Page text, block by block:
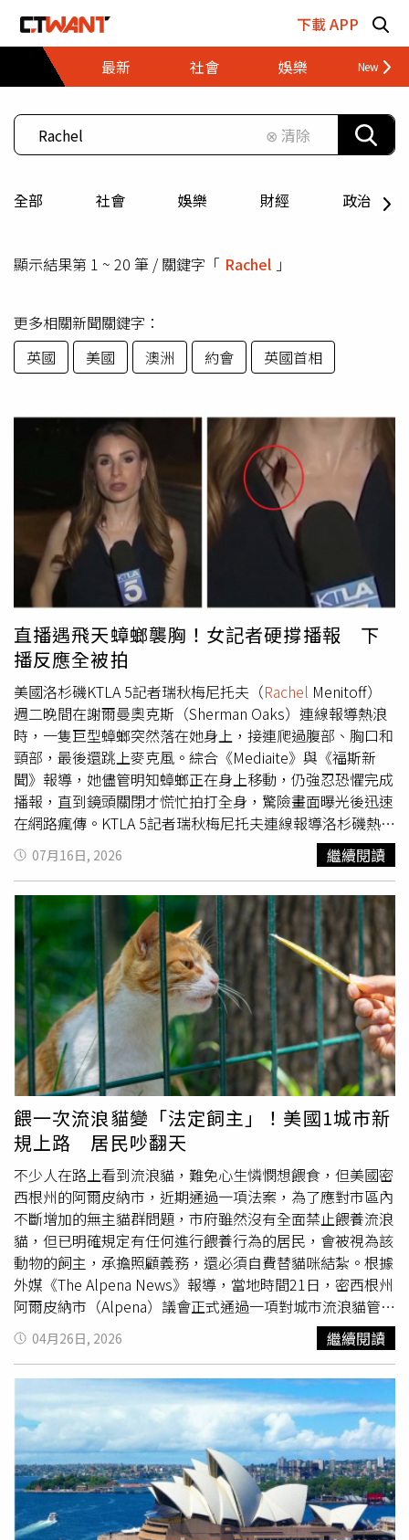
下載 APP
最新
社會 娛樂 財經
⊗ 清除
全部 社會 娛樂 財經 政治
顯示結果第 1 ~ 20 筆 / 關鍵字「 Rachel 」
更多相關新聞關鍵字：
英國
美國 澳洲 約會 英國首相
直播遇飛天蟑螂襲胸！女記者硬撐播報 下
播反應全被拍
美國洛杉磯KTLA 5記者瑞秋梅尼托夫（Rachel Menitoff）
週二晚間在謝爾曼奧克斯（Sherman Oaks）連線報導熱浪
時，一隻巨型蟑螂突然落在她身上，接連爬過腹部、胸口和
頸部，最後還跳上麥克風。綜合《Mediaite》與《福斯新
聞》報導，她儘管明知蟑螂正在身上移動，仍強忍恐懼完成
播報，直到鏡頭關閉才慌忙拍打全身，驚險畫面曝光後迅速
在網路瘋傳。KTLA 5記者瑞秋梅尼托夫連線報導洛杉磯熱浪
時，一隻巨型蟑螂突然爬上她的胸口及頸部。（圖／翻攝自
KTLA 5）梅尼托夫當時身穿黑色洋裝，在鏡頭前說明聖費爾
南多谷（San Fernando Valley）的高溫情況。她提到，當
地入夜後雖然比白天舒適，但氣溫仍維持在華氏80多度、約
攝氏27度以上，夜間溫度未能明顯下降，使人體從白天酷熱
中恢復的時間隨之縮短。就在她播報期間，一隻體型被形容
約有蛋捲大小的昆蟲突然落在腹部附近，接著沿著右側胸口
往上爬，一度停在鎖骨附近，再移向頸部及衣領。從畫面看
來，蟑螂曾短暫消失在洋裝領口附近，隨後又爬上她手中的
麥克風，最後振翅飛離。蟑螂一度靠近梅尼托夫的衣領，隨
後爬上她手中的麥克風。（圖／翻攝自KTLA 5）面對這名不
速之客，梅尼托夫始終沒有中斷報導，語氣和音量也幾乎毫
無變化。她僅在蟑螂接近頸部時突然睜大雙眼，短暫流露出
驚恐神情；若只聽現場播報聲音，幾乎不會發現她身上正有
一隻巨型昆蟲亂竄。突發狀況讓棚內同事看得目瞪口呆，有
人忍不住當場驚呼。記者艾瑞克史匹曼（Eric Spillman）佩
服地表示，梅尼托夫在整個過程中非常冷靜，並形容那隻昆
蟲看起來就像「會飛的蟑螂」。不過，梅尼托夫的鎮定只維
持到現場連線結束。KTLA隔天公開幕後畫面，只見鏡頭一
關，她立刻拍打手臂、胸口和衣服，慌張表示自己感覺身上
還有東西，急著確認蟑螂是否仍躲在衣物內，與數秒前若無
其事的專業表現形成強烈反差。KTLA主播梅根韓德森
（Megan Henderson）大讚梅尼托夫敬業，直言若換成自
己，絕對不可能繼續播報。氣象主播柯克霍金斯（Kirk
Hawkins）也稱畫面令人害怕，笑說大家看完後恐怕都會做
起「飛天蟑螂」的惡夢。晨間節目主持人潔西卡霍姆斯
（Jessica Holmes）則直呼噁心，法蘭克巴克利（Frank
Buckley）還模仿記者的嚴肅口吻，開玩笑說：「有東西在
我身上爬，但我不打算理會牠。」現場連線結束後，梅尼托
夫立刻拍打身體，確認蟑螂是否仍藏在衣物內。（圖／翻攝
自KTLA 5）梅尼托夫事後接受KTLA訪問時坦言，她從一開
始就知道蟑螂正在身上爬，但也很清楚，如果低頭查看或立
07月16日, 2026 繼續閱讀
餵一次流浪貓變「法定飼主」！美國1城市新
規上路 居民吵翻天
不少人在路上看到流浪貓，難免心生憐憫想餵食，但美國密
西根州的阿爾皮納市，近期通過一項法案，為了應對市區內
不斷增加的無主貓群問題，市府雖然沒有全面禁止餵養流浪
貓，但已明確規定有任何進行餵養行為的居民，會被視為該
動物的飼主，承擔照顧義務，還必須自費替貓咪結紮。根據
外媒《The Alpena News》報導，當地時間21日，密西根州
阿爾皮納市（Alpena）議會正式通過一項對城市流浪貓管理
條例的修正案，雖然表決時引發激烈討論，最終以多數贊成
票通過。據悉，在投票前的公眾評論時段，現場氣氛一度混
亂，多位市民對修法表示強烈抗議。阿爾皮納市長強森
（Cindy Johnson）為確保會議順利進行，於會議開頭便提
案將發言時間從5分鐘縮短至3分鐘，該提議獲得通過。強森
表示，由於申請發言人數眾多，此舉是為了讓更多人能有機
會表達意見，而非剝奪發言權。修正案反對派人士指出，這
項條例名為管理，實則增加了救助流浪動物的困難度。居民
麥克斯溫（Nancy McSwain）直言，最新修正的版本比原先
更令人不安，她批評，該條例實際上禁止了居民在自家院子
04月26日, 2026 繼續閱讀